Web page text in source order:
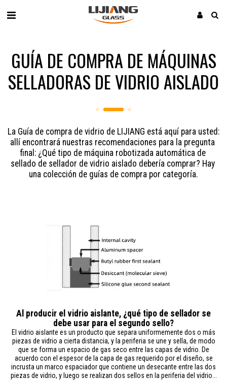
GUÍA DE COMPRA DE MÁQUINAS
SELLADORAS DE VIDRIO AISLADO
La Guía de compra de vidrio de LIJIANG está aquí para usted:
allí encontrará nuestras recomendaciones para la pregunta
final: ¿Qué tipo de máquina robotizada automática de
sellado de sellador de vidrio aislado debería comprar? Hay
una colección de guías de compra por categoría.
Al producir el vidrio aislante, ¿qué tipo de sellador se
debe usar para el segundo sello?
El vidrio aislante es un producto que separa uniformemente dos o más
piezas de vidrio a cierta distancia, y la periferia se une y sella, de modo
que se forma un espacio de gas seco entre las capas de vidrio. De
acuerdo con el espesor de la capa de gas requerido por el diseño, se
incrusta un marco espaciador que contiene un desecante entre las dos
piezas de vidrio, y luego se realizan dos sellos en la periferia del vidrio...